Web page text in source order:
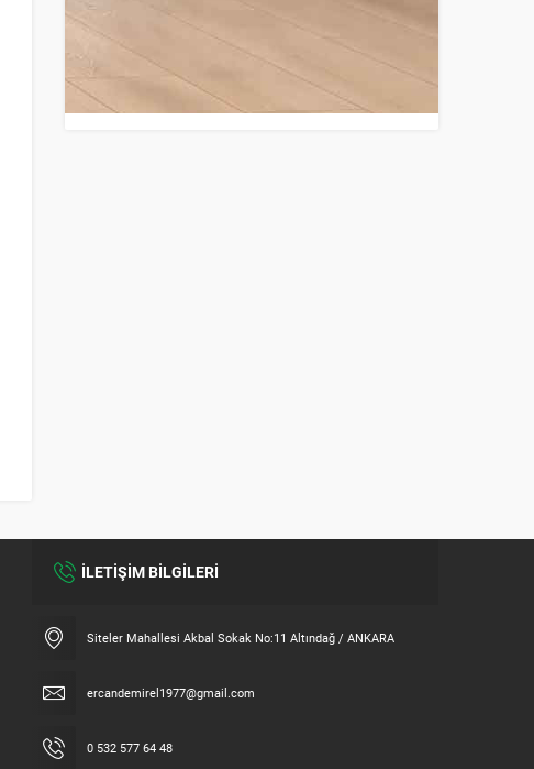
İLETİŞİM BİLGİLERİ
Siteler Mahallesi Akbal Sokak No:11 Altındağ / ANKARA
ercandemirel1977@gmail.com
0 532 577 64 48